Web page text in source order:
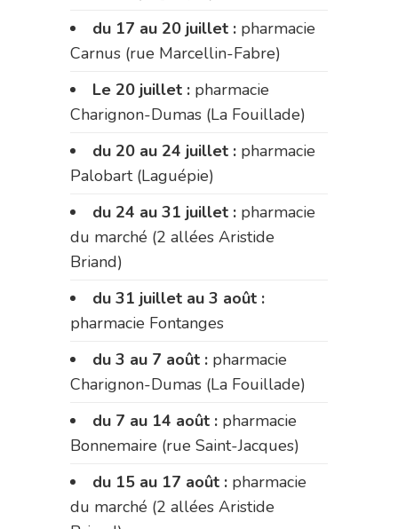
du 17 au 20 juillet : pharmacie
Carnus (rue Marcellin-Fabre)
Le 20 juillet : pharmacie
Charignon-Dumas (La Fouillade)
du 20 au 24 juillet : pharmacie
Palobart (Laguépie)
du 24 au 31 juillet : pharmacie
du marché (2 allées Aristide
Briand)
du 31 juillet au 3 août :
pharmacie Fontanges
du 3 au 7 août : pharmacie
Charignon-Dumas (La Fouillade)
du 7 au 14 août : pharmacie
Bonnemaire (rue Saint-Jacques)
du 15 au 17 août : pharmacie
du marché (2 allées Aristide